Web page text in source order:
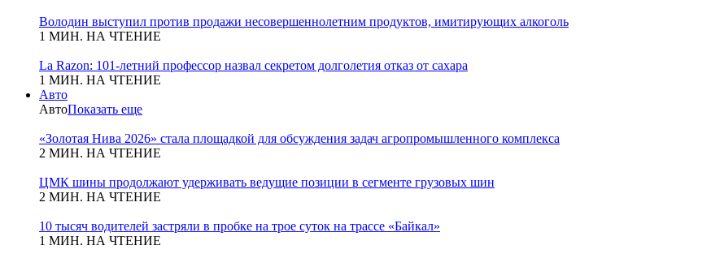
Володин выступил против продажи несовершеннолетним продуктов, имитирующих алкоголь
1 МИН. НА ЧТЕНИЕ
La Razon: 101-летний профессор назвал секретом долголетия отказ от сахара
1 МИН. НА ЧТЕНИЕ
Авто
АвтоПоказать еще
«Золотая Нива 2026» стала площадкой для обсуждения задач агропромышленного комплекса
2 МИН. НА ЧТЕНИЕ
ЦМК шины продолжают удерживать ведущие позиции в сегменте грузовых шин
2 МИН. НА ЧТЕНИЕ
10 тысяч водителей застряли в пробке на трое суток на трассе «Байкал»
1 МИН. НА ЧТЕНИЕ